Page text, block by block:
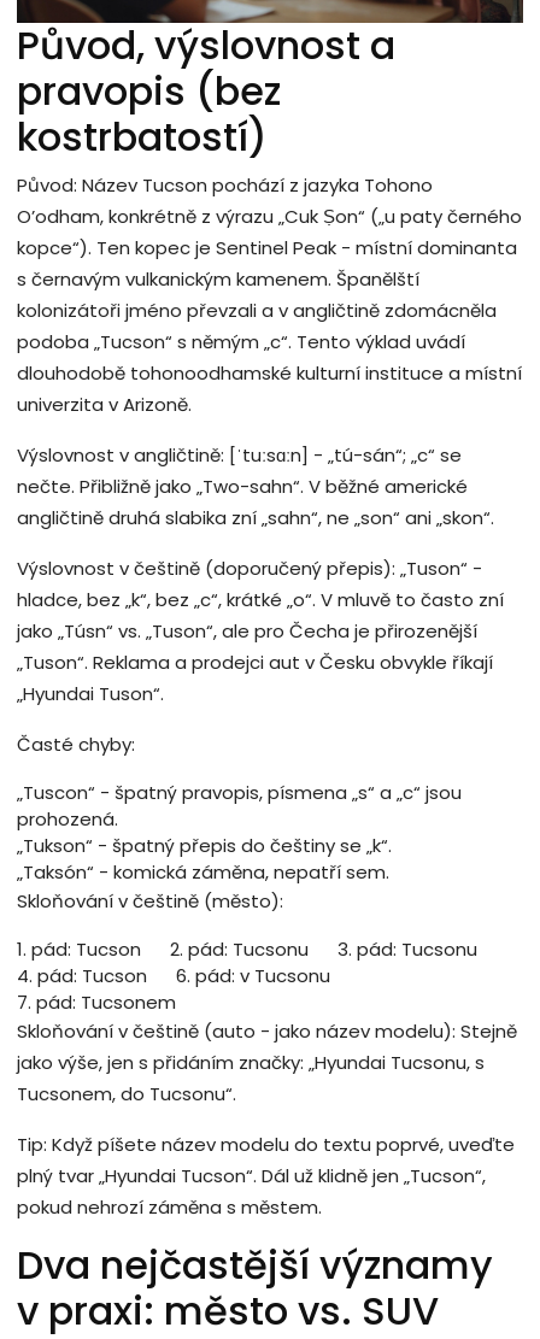
Původ, výslovnost a
pravopis (bez
kostrbatostí)
Původ: Název Tucson pochází z jazyka Tohono
O’odham, konkrétně z výrazu „Cuk Ṣon“ („u paty černého
kopce“). Ten kopec je Sentinel Peak - místní dominanta
s černavým vulkanickým kamenem. Španělští
kolonizátoři jméno převzali a v angličtině zdomácněla
podoba „Tucson“ s němým „c“. Tento výklad uvádí
dlouhodobě tohonoodhamské kulturní instituce a místní
univerzita v Arizoně.
Výslovnost v angličtině: [ˈtuːsɑːn] - „tú-sán“; „c“ se
nečte. Přibližně jako „Two-sahn“. V běžné americké
angličtině druhá slabika zní „sahn“, ne „son“ ani „skon“.
Výslovnost v češtině (doporučený přepis): „Tuson“ -
hladce, bez „k“, bez „c“, krátké „o“. V mluvě to často zní
jako „Túsn“ vs. „Tuson“, ale pro Čecha je přirozenější
„Tuson“. Reklama a prodejci aut v Česku obvykle říkají
„Hyundai Tuson“.
Časté chyby:
„Tuscon“ - špatný pravopis, písmena „s“ a „c“ jsou
prohozená.
„Tukson“ - špatný přepis do češtiny se „k“.
„Taksón“ - komická záměna, nepatří sem.
Skloňování v češtině (město):
1. pád: Tucson
2. pád: Tucsonu
3. pád: Tucsonu
4. pád: Tucson
6. pád: v Tucsonu
7. pád: Tucsonem
Skloňování v češtině (auto - jako název modelu): Stejně
jako výše, jen s přidáním značky: „Hyundai Tucsonu, s
Tucsonem, do Tucsonu“.
Tip: Když píšete název modelu do textu poprvé, uveďte
plný tvar „Hyundai Tucson“. Dál už klidně jen „Tucson“,
pokud nehrozí záměna s městem.
Dva nejčastější významy
v praxi: město vs. SUV